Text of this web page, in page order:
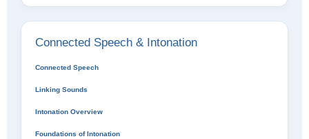
Connected Speech & Intonation
Connected Speech
Linking Sounds
Intonation Overview
Foundations of Intonation